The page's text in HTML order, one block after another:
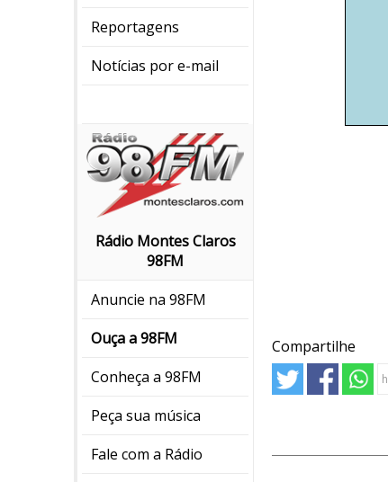
Reportagens
Notícias por e-mail
Rádio Montes Claros
98FM
Anuncie na 98FM
Ouça a 98FM
Conheça a 98FM
Peça sua música
Fale com a Rádio
Compartilhe